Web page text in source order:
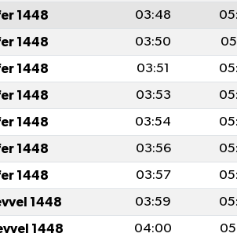
1448
03:48
1448
03:50
1448
03:51
1448
03:53
1448
03:54
1448
03:56
1448
03:57
1448
03:59
1448
04:00